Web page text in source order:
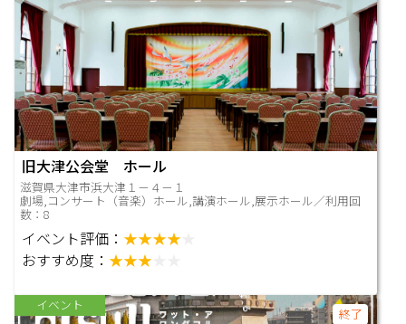
旧大津公会堂 ホール
滋賀県大津市浜大津１－４－１
劇場,コンサート（音楽）ホール,講演ホール,展示ホール／利用回
数：8
イベント評価： ★★★★
おすすめ度： ★★★
イベント
終了